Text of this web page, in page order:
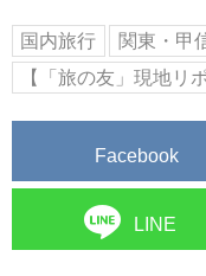
国内旅行 関東・甲
【「旅の友」現地リ
Facebook
LINE